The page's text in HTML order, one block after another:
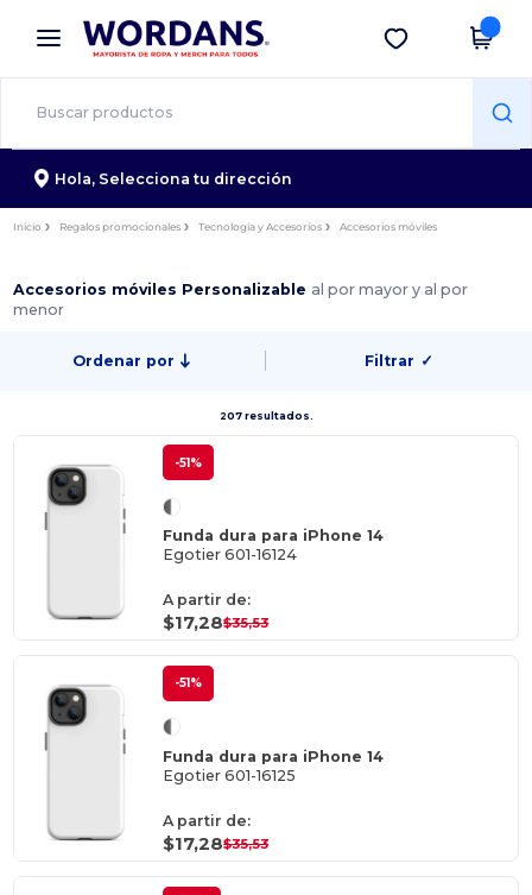
× App de Wordans
¡Mejores precios en app!
Descargar app
Hola, Selecciona tu dirección
Inicio Regalos promocionales Tecnología y Accesorios Accesorios móviles
Accesorios móviles Personalizable al por mayor y al por
menor
Ordenar por Filtrar ✓
207 resultados.
-51%
Funda dura para iPhone 14
Egotier 601-16124
A partir de:
$17,28$35,53
-51%
Funda dura para iPhone 14
Egotier 601-16125
A partir de:
$17,28$35,53